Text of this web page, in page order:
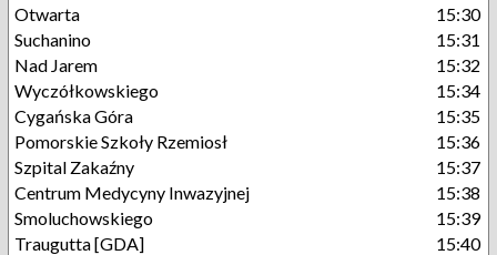
Otwarta
15:30
Suchanino
15:31
Nad Jarem
15:32
Wyczółkowskiego
15:34
Cygańska Góra
15:35
Pomorskie Szkoły Rzemiosł
15:36
Szpital Zakaźny
15:37
Centrum Medycyny Inwazyjnej
15:38
Smoluchowskiego
15:39
Traugutta [GDA]
15:40